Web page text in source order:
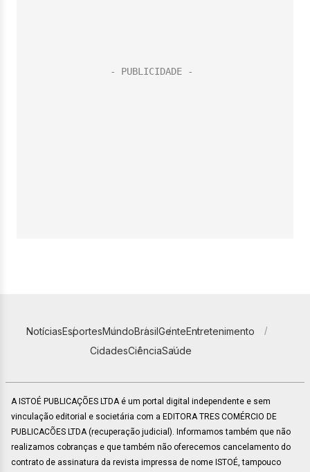
NotíciasEsportesMundoBrasilGenteEntretenimento
CidadesCiênciaSaúde
A ISTOÉ PUBLICAÇÕES LTDA é um portal digital independente e sem
vinculação editorial e societária com a EDITORA TRES COMÉRCIO DE
PUBLICACÕES LTDA (recuperação judicial). Informamos também que não
realizamos cobranças e que também não oferecemos cancelamento do
contrato de assinatura da revista impressa de nome ISTOÉ, tampouco